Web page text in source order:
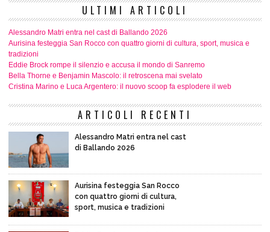
ULTIMI ARTICOLI
Alessandro Matri entra nel cast di Ballando 2026
Aurisina festeggia San Rocco con quattro giorni di cultura, sport, musica e
tradizioni
Eddie Brock rompe il silenzio e accusa il mondo di Sanremo
Bella Thorne e Benjamin Mascolo: il retroscena mai svelato
Cristina Marino e Luca Argentero: il nuovo scoop fa esplodere il web
ARTICOLI RECENTI
Alessandro Matri entra nel cast
di Ballando 2026
Aurisina festeggia San Rocco
con quattro giorni di cultura,
sport, musica e tradizioni